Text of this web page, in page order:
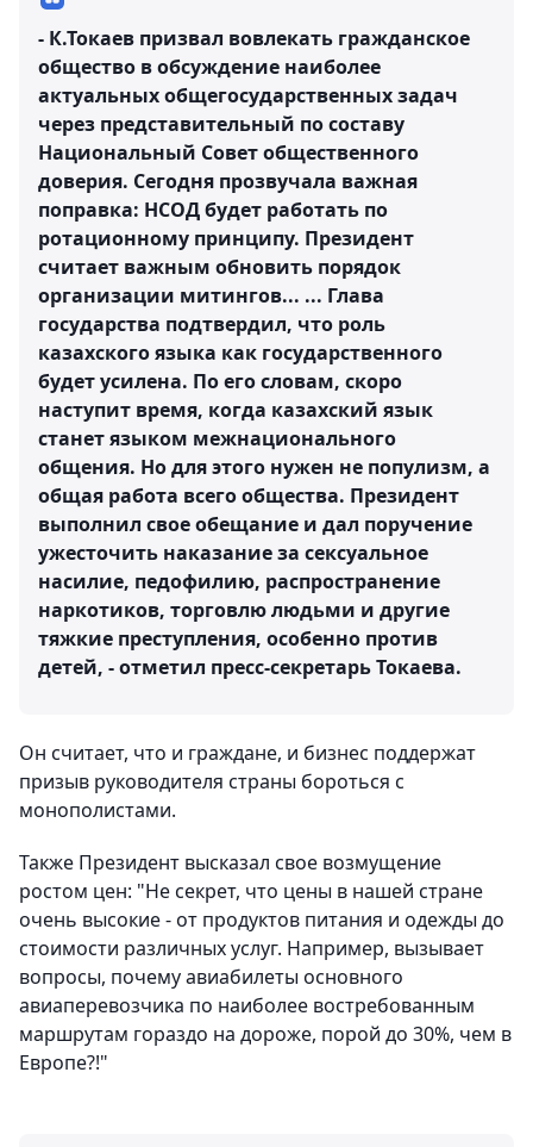
- К.Токаев призвал вовлекать гражданское
общество в обсуждение наиболее
актуальных общегосударственных задач
через представительный по составу
Национальный Совет общественного
доверия. Сегодня прозвучала важная
поправка: НСОД будет работать по
ротационному принципу. Президент
считает важным обновить порядок
организации митингов... ... Глава
государства подтвердил, что роль
казахского языка как государственного
будет усилена. По его словам, скоро
наступит время, когда казахский язык
станет языком межнационального
общения. Но для этого нужен не популизм, а
общая работа всего общества. Президент
выполнил свое обещание и дал поручение
ужесточить наказание за сексуальное
насилие, педофилию, распространение
наркотиков, торговлю людьми и другие
тяжкие преступления, особенно против
детей, - отметил пресс-секретарь Токаева.
Он считает, что и граждане, и бизнес поддержат
призыв руководителя страны бороться с
монополистами.
Также Президент высказал свое возмущение
ростом цен: "Не секрет, что цены в нашей стране
очень высокие - от продуктов питания и одежды до
стоимости различных услуг. Например, вызывает
вопросы, почему авиабилеты основного
авиаперевозчика по наиболее востребованным
маршрутам гораздо на дороже, порой до 30%, чем в
Европе?!"